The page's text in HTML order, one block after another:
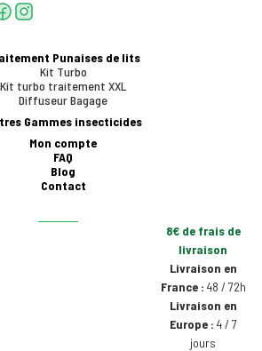
Punaises de lits
Kit Turbo
Kit turbo traitement XXL
Diffuseur Bagage
Gammes insecticides
Mon compte
FAQ
Blog
Contact
8€ de frais de
livraison
Livraison en
France : 48 / 72h
Livraison en
Europe : 4 / 7
jours